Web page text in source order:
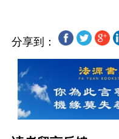
分享到：